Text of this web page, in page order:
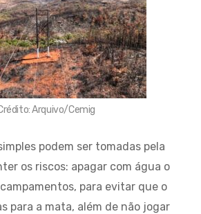
Arquivo/Cemig
podem ser tomadas pela
os riscos: apagar com água o
para evitar que o
para a mata, além de não jogar